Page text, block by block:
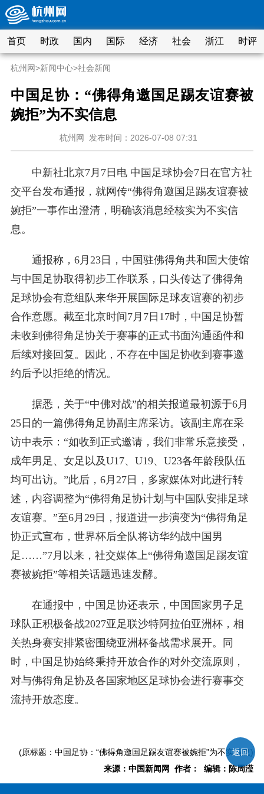
首页 时政 国内 国际 经济 社会 浙江 时评
杭州网>新闻中心>社会新闻
中国足协：“佛得角邀国足踢友谊赛被
婉拒”为不实信息
杭州网 发布时间：2026-07-08 07:31
中新社北京7月7日电 中国足球协会7日在官方社
交平台发布通报，就网传“佛得角邀国足踢友谊赛被
婉拒”一事作出澄清，明确该消息经核实为不实信
息。
通报称，6月23日，中国驻佛得角共和国大使馆
与中国足协取得初步工作联系，口头传达了佛得角
足球协会有意组队来华开展国际足球友谊赛的初步
合作意愿。截至北京时间7月7日17时，中国足协暂
未收到佛得角足协关于赛事的正式书面沟通函件和
后续对接回复。因此，不存在中国足协收到赛事邀
约后予以拒绝的情况。
据悉，关于“中佛对战”的相关报道最初源于6月
25日的一篇佛得角足协副主席采访。该副主席在采
访中表示：“如收到正式邀请，我们非常乐意接受，
成年男足、女足以及U17、U19、U23各年龄段队伍
均可出访。”此后，6月27日，多家媒体对此进行转
述，内容调整为“佛得角足协计划与中国队安排足球
友谊赛。”至6月29日，报道进一步演变为“佛得角足
协正式宣布，世界杯后全队将访华约战中国男
足……”7月以来，社交媒体上“佛得角邀国足踢友谊
赛被婉拒”等相关话题迅速发酵。
在通报中，中国足协还表示，中国国家男子足
球队正积极备战2027亚足联沙特阿拉伯亚洲杯，相
关热身赛安排紧密围绕亚洲杯备战需求展开。同
时，中国足协始终秉持开放合作的对外交流原则，
对与佛得角足协及各国家地区足球协会进行赛事交
流持开放态度。
(原标题：中国足协：“佛得角邀国足踢友谊赛被婉拒”为不实信息)
来源：中国新闻网 作者： 编辑：陈周滢
返回